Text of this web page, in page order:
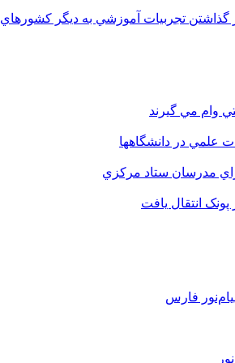
گذاشتن تجربيات آموزشي به ديگر کشورهاي
وام مي گيرند
علمي در دانشگاهها
مدرسان ستاد مرکزي
انتقال يافت
فارس